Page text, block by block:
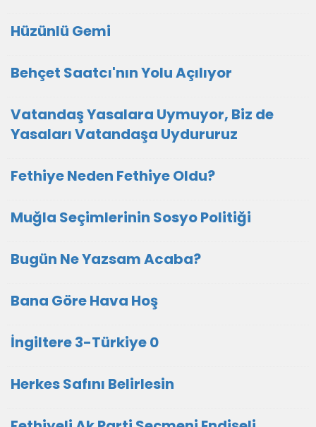
Hüzünlü Gemi
Behçet Saatcı'nın Yolu Açılıyor
Vatandaş Yasalara Uymuyor, Biz de
Yasaları Vatandaşa Uydururuz
Fethiye Neden Fethiye Oldu?
Muğla Seçimlerinin Sosyo Politiği
Bugün Ne Yazsam Acaba?
Bana Göre Hava Hoş
İngiltere 3-Türkiye 0
Herkes Safını Belirlesin